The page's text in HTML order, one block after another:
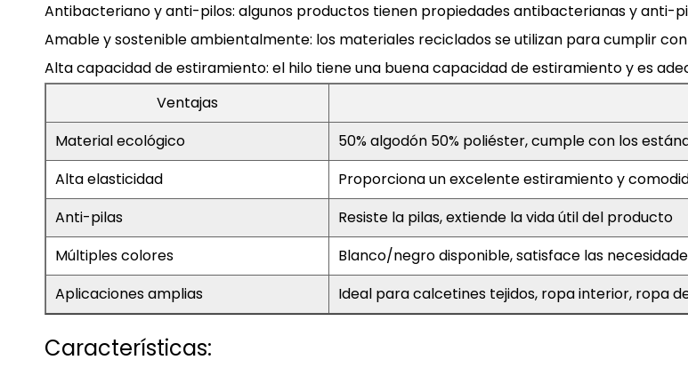
Antibacteriano y anti-pilos: algunos productos tienen propiedades antibacterianas y anti-
Amable y sostenible ambientalmente: los materiales reciclados se utilizan para cumplir
Alta capacidad de estiramiento: el hilo tiene una buena capacidad de estiramiento y es
Ventajas
Material ecológico
50% algodón 50% poliéster, cumple con los
Alta elasticidad
Proporciona un excelente estiramiento y
Anti-pilas
Resiste la pilas, extiende la vida útil del producto
Múltiples colores
Blanco/negro disponible, satisface las
Aplicaciones amplias
Ideal para calcetines tejidos, ropa interior, ropa
Características: